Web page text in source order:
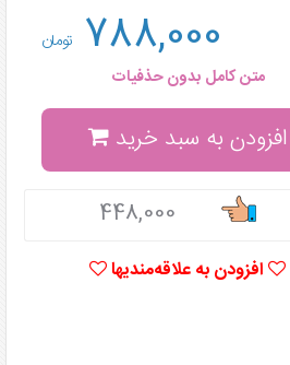
788,000 تومان
متن کامل بدون حذفیات
افزودن به سبد خرید
448,000
افزودن به علاقه‌مندیها